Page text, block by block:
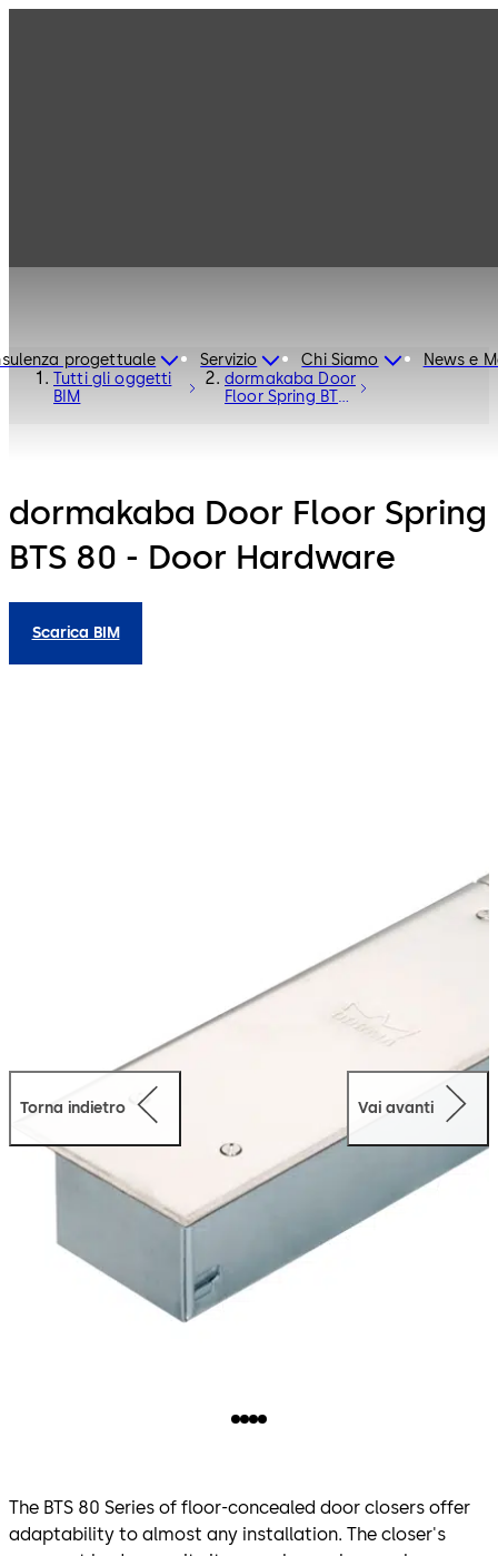
progettuale Servizio Chi Siamo
News e
Tutti gli oggetti
BIM
dormakaba Door
Floor Spring BTS
dormakaba Door Floor Spring
BTS 80 - Door Hardware
Scarica BIM
Torna indietro Vai avanti
The BTS 80 Series of floor-concealed door closers offer
adaptability to almost any installation. The closer's